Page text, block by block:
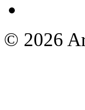
© 2026